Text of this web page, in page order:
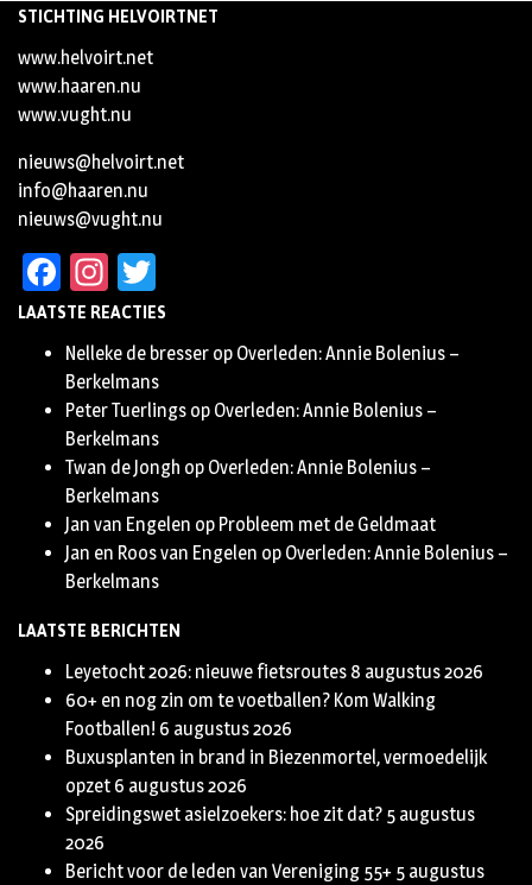
STICHTING HELVOIRTNET
www.helvoirt.net
www.haaren.nu
www.vught.nu
nieuws@helvoirt.net
info@haaren.nu
nieuws@vught.nu
Facebook
Instagram
LAATSTE REACTIES
Nelleke de bresser op Overleden: Annie Bolenius –
Berkelmans
Peter Tuerlings op Overleden: Annie Bolenius –
Berkelmans
Twan de Jongh op Overleden: Annie Bolenius –
Berkelmans
Jan van Engelen op Probleem met de Geldmaat
Jan en Roos van Engelen op Overleden: Annie Bolenius –
Berkelmans
LAATSTE BERICHTEN
Leyetocht 2026: nieuwe fietsroutes 8 augustus 2026
60+ en nog zin om te voetballen? Kom Walking
Footballen! 6 augustus 2026
Buxusplanten in brand in Biezenmortel, vermoedelijk
opzet 6 augustus 2026
Spreidingswet asielzoekers: hoe zit dat? 5 augustus
2026
Bericht voor de leden van Vereniging 55+ 5 augustus